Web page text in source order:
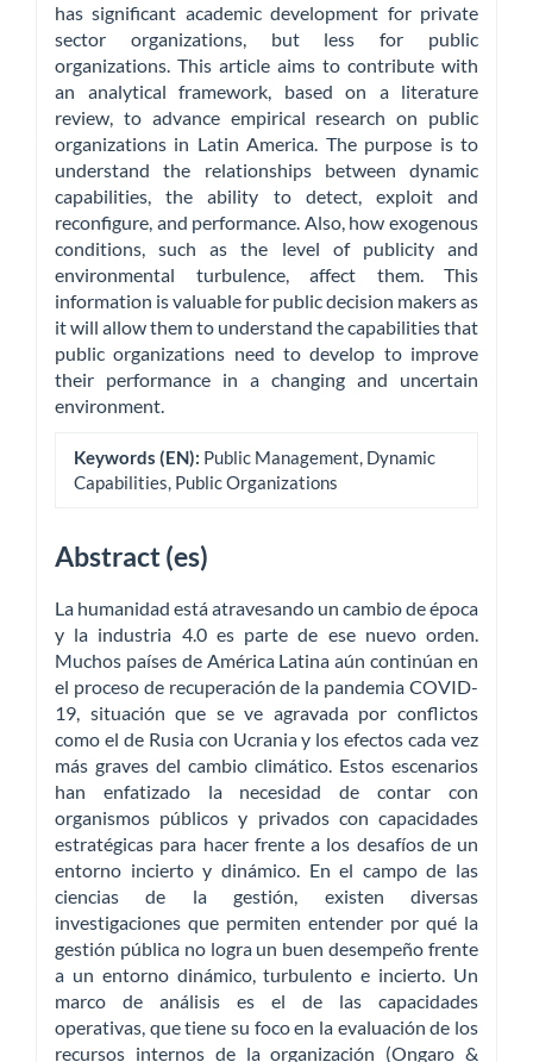
has significant academic development for private
sector organizations, but less for public
organizations. This article aims to contribute with
an analytical framework, based on a literature
review, to advance empirical research on public
organizations in Latin America. The purpose is to
understand the relationships between dynamic
capabilities, the ability to detect, exploit and
reconfigure, and performance. Also, how exogenous
conditions, such as the level of publicity and
environmental turbulence, affect them. This
information is valuable for public decision makers as
it will allow them to understand the capabilities that
public organizations need to develop to improve
their performance in a changing and uncertain
environment.
Keywords (EN): Public Management, Dynamic
Capabilities, Public Organizations
Abstract (es)
La humanidad está atravesando un cambio de época
y la industria 4.0 es parte de ese nuevo orden.
Muchos países de América Latina aún continúan en
el proceso de recuperación de la pandemia COVID-
19, situación que se ve agravada por conflictos
como el de Rusia con Ucrania y los efectos cada vez
más graves del cambio climático. Estos escenarios
han enfatizado la necesidad de contar con
organismos públicos y privados con capacidades
estratégicas para hacer frente a los desafíos de un
entorno incierto y dinámico. En el campo de las
ciencias de la gestión, existen diversas
investigaciones que permiten entender por qué la
gestión pública no logra un buen desempeño frente
a un entorno dinámico, turbulento e incierto. Un
marco de análisis es el de las capacidades
operativas, que tiene su foco en la evaluación de los
recursos internos de la organización (Ongaro &